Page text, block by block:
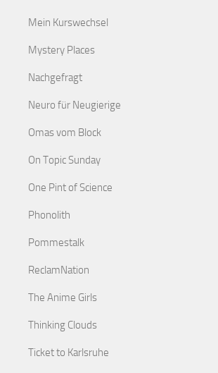
Mein Kurswechsel
Mystery Places
Nachgefragt
Neuro für Neugierige
Omas vom Block
On Topic Sunday
One Pint of Science
Phonolith
Pommestalk
ReclamNation
The Anime Girls
Thinking Clouds
Ticket to Karlsruhe